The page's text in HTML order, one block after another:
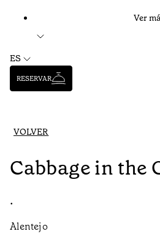
Ver
ES
RESERVAR
VOLVER
Cabbage in the
•
Alentejo